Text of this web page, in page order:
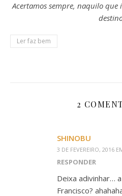
Acertamos sempre, naquilo que
Ler faz bem
2
SHINOBU
3 DE FEVEREIRO, 2016
RESPONDER
Deixa adivinhar…
Francisco?